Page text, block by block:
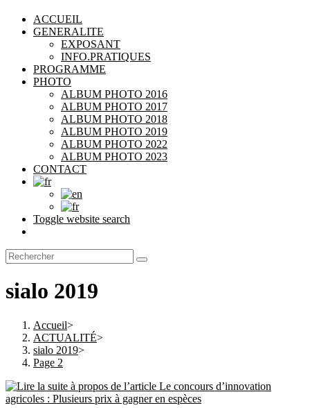
ACCUEIL
GENERALITE
EXPOSANT
INFO.PRATIQUES
PROGRAMME
PHOTO
ALBUM PHOTO 2016
ALBUM PHOTO 2017
ALBUM PHOTO 2018
ALBUM PHOTO 2019
ALBUM PHOTO 2022
ALBUM PHOTO 2023
CONTACT
Toggle website search
sialo 2019
Accueil>
ACTUALITÉ>
sialo 2019>
Page 2